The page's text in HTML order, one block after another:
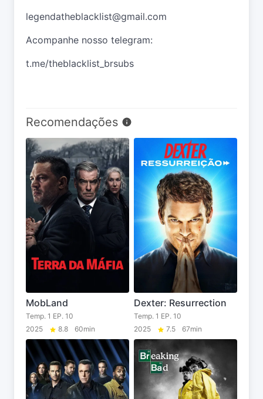
legendatheblacklist@gmail.com
Acompanhe nosso telegram:
t.me/theblacklist_brsubs
Recomendações
MobLand
Temp. 1 EP. 10
2025
8.8 60min
Dexter: Resurrection
Temp. 1 EP. 10
2025
7.5 67min